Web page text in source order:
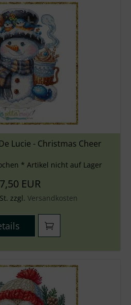
Lucie - Christmas Cheer
* Artikel nicht auf Lager
EUR
zzgl. Versandkosten